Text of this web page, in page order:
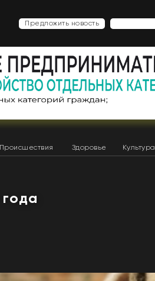
Предложить новость
Происшествия Здоровье Культура